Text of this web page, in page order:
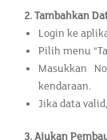
2. Tambahkan
Login ke
Pilih menu
Masukkan
kendaraan.
Jika data
3. Ajukan